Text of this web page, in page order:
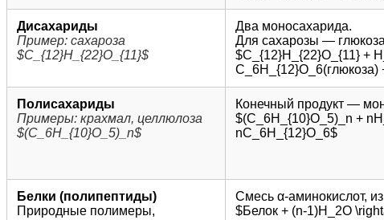
Дисахариды
Пример: сахароза
$C_{12}H_{22}O_{11}$
Два моносахарида.
Для сахарозы —
$C_{12}H_{22}O_{11} +
Полисахариды
Примеры: крахмал, целлюлоза
$(C_6H_{10}O_5)_n$
Конечный продукт —
$(C_6H_{10}O_5)_n +
nC_6H_{12}O_6$
Белки (полипептиды)
Природные полимеры,
Смесь α-аминокислот,
$Белок + (n-1)H_2O